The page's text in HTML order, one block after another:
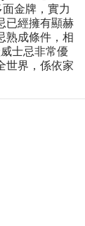
金牌，實力
已經擁有顯赫
熟成條件，相
士忌非常優
世界，係依家